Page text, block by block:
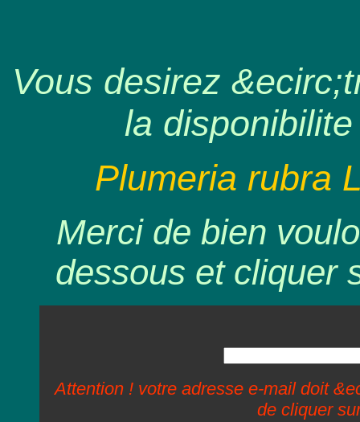
Vous desirez
la
Plumeria rubra
Merci de bien
dessous et cliquer
Attention ! votre adresse e-mail doit
de cliquer